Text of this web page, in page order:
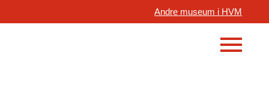
Andre museum i HVM